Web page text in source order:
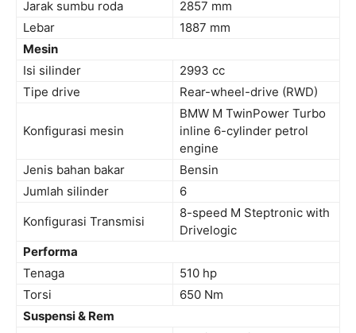
Jarak sumbu roda
2857 mm
Lebar
1887 mm
Mesin
Isi silinder
2993 cc
Tipe drive
Rear-wheel-drive (RWD)
Konfigurasi mesin
BMW M TwinPower Turbo
inline 6-cylinder petrol
engine
Jenis bahan bakar
Bensin
Jumlah silinder
6
Konfigurasi Transmisi
8-speed M Steptronic with
Drivelogic
Performa
Tenaga
510 hp
Torsi
650 Nm
Suspensi & Rem